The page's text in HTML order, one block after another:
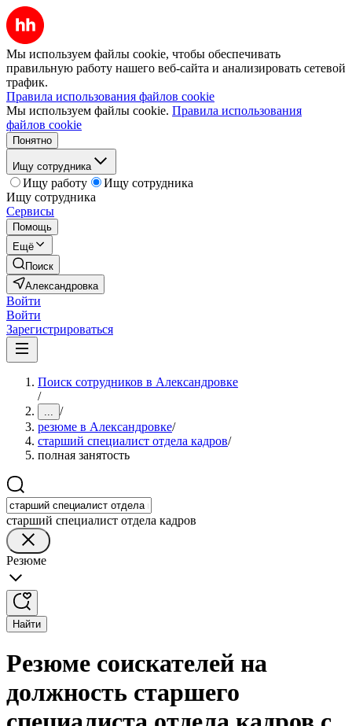
Мы используем файлы cookie, чтобы обеспечивать
правильную работу нашего веб-сайта и анализировать сетевой
трафик.
Правила использования файлов cookie
Мы используем файлы cookie. Правила использования
файлов cookie
Понятно
Ищу сотрудника
Ищу работу
Ищу сотрудника
Ищу сотрудника
Сервисы
Помощь
Ещё
Поиск
Александровка
Войти
Войти
Зарегистрироваться
Поиск сотрудников в Александровке
/
... /
резюме в Александровке/
старший специалист отдела кадров/
полная занятость
старший специалист отдела кадров
Резюме
Найти
Резюме соискателей на
должность старшего